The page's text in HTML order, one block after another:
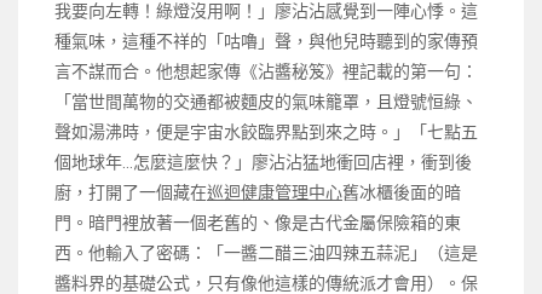
我要向左轉！綠燈沒用啊！」廖沾沾感覺到一陣心悸。這
種氣味，這種不祥的「咕嚕」聲，與他兒時聽到的家傳預
言不謀而合。他想起家傳《沾醬秘笈》裡記載的第一句：
「當世間萬物的交通都被麵皮的氣味籠罩，且燈號恒綠、
聲如湯沸時，便是宇宙水餃臨界點到來之時。」「七點五
個地球年…怎麼這麼快？」廖沾沾猛地衝回店裡，衝到後
廚，打開了一個藏在巡迴健康管理中心舊冰櫃後面的暗
門。暗門裡放著一個老舊的、像是古代金屬保險箱的東
西。他輸入了密碼：「一醬二醋三油四辣五蒜泥」（這是
醬料界的基礎公式，只有像他這樣的傳統派才會用）。保